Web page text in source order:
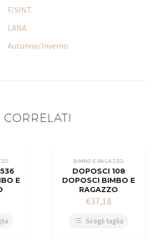
F/SINT.
LANA
Autunno/Inverno
E
BIMBO E RAGAZZO
DOPOSCI 108
DOPOSCI BIMBO E
RAGAZZO
€37,18
Scegli taglia